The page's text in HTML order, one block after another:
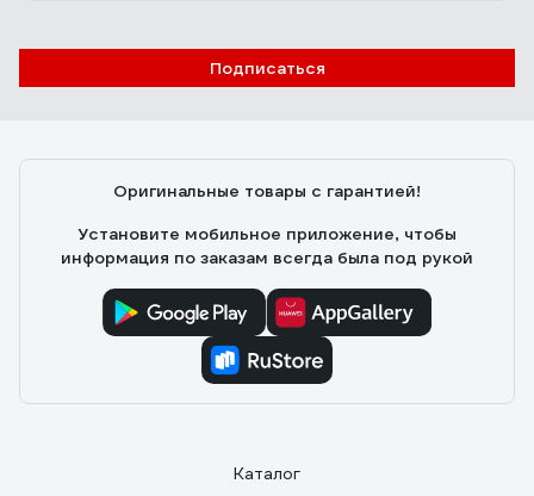
Подписаться
Оригинальные товары с гарантией!
Установите мобильное приложение, чтобы
информация по заказам всегда была под рукой
Каталог